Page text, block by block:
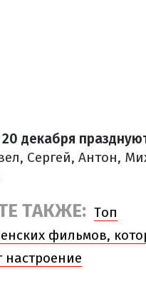
декабря
Сергей, Антон,
ТАКЖЕ: Топ
фильмов,
настроение